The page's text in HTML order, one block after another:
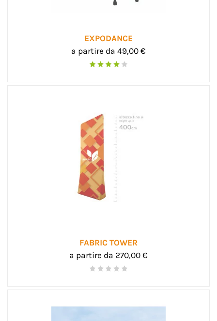
EXPODANCE
a partire da 49,00 €
FABRIC TOWER
a partire da 270,00 €